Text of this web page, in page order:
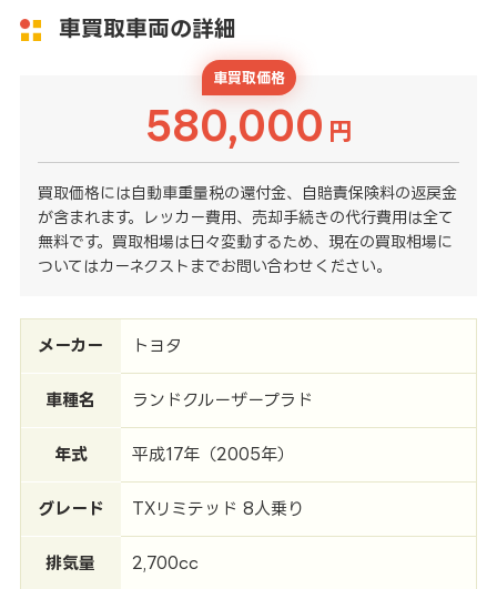
車買取車両の詳細
車買取価格
580,000 円
買取価格には自動車重量税の還付金、自賠責保険料の返戻金
が含まれます。レッカー費用、売却手続きの代行費用は全て
無料です。買取相場は日々変動するため、現在の買取相場に
ついてはカーネクストまでお問い合わせください。
メーカー トヨタ
車種名 ランドクルーザープラド
年式 平成17年（2005年）
グレード TXリミテッド 8人乗り
排気量 2,700cc